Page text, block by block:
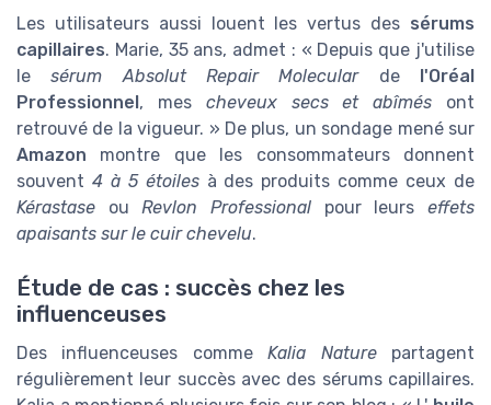
Les utilisateurs aussi louent les vertus des sérums
capillaires. Marie, 35 ans, admet : « Depuis que j'utilise
lesérum Absolut Repair Molecularde
l'Oréal
Professionnel , mes cheveux secs et abîmés ont
retrouvé de la vigueur. » De plus, un sondage mené sur
Amazon montre que les consommateurs donnent
souvent 4 à 5 étoilesà des produits comme ceux de
Kérastase ouRevlon Professional pour leurseffets
apaisants sur le cuir chevelu.
Étude de cas : succès chez les
influenceuses
Des influenceuses commeKalia Naturepartagent
régulièrement leur succès avec des sérums capillaires.